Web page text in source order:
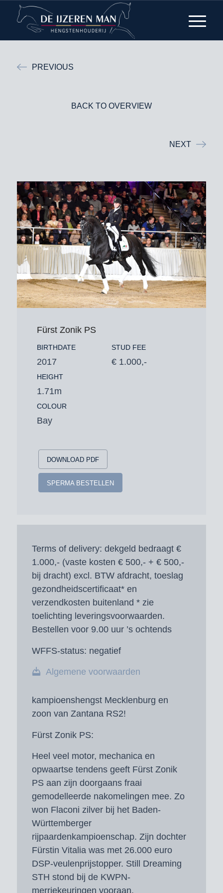
PREVIOUS
BACK TO OVERVIEW
NEXT
Fürst Zonik PS
BIRTHDATE
2017
HEIGHT
1.71m
COLOUR
Bay
STUD FEE
€ 1.000,-
DOWNLOAD PDF
SPERMA BESTELLEN
Terms of delivery: dekgeld bedraagt €
1.000,- (vaste kosten € 500,- + € 500,-
bij dracht) excl. BTW afdracht, toeslag
gezondheidscertificaat* en
verzendkosten buitenland * zie
toelichting leveringsvoorwaarden.
Bestellen voor 9.00 uur ’s ochtends
WFFS-status: negatief
Algemene voorwaarden
kampioenshengst Mecklenburg en
zoon van Zantana RS2!
Fürst Zonik PS:
Heel veel motor, mechanica en
opwaartse tendens geeft Fürst Zonik
PS aan zijn doorgaans fraai
gemodelleerde nakomelingen mee. Zo
won Flaconi zilver bij het Baden-
Württemberger
rijpaardenkampioenschap. Zijn dochter
Fürstin Vitalia was met 26.000 euro
DSP-veulenprijstopper. Still Dreaming
STH stond bij de KWPN-
merriekeuringen vooraan.